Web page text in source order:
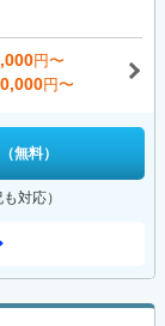
円〜
円〜
（無料）
対応）